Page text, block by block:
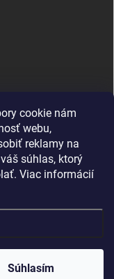
cookie nám
webu,
reklamy na
súhlas, ktorý
Viac informácií
Súhlasím
vyhradené.Upraviť